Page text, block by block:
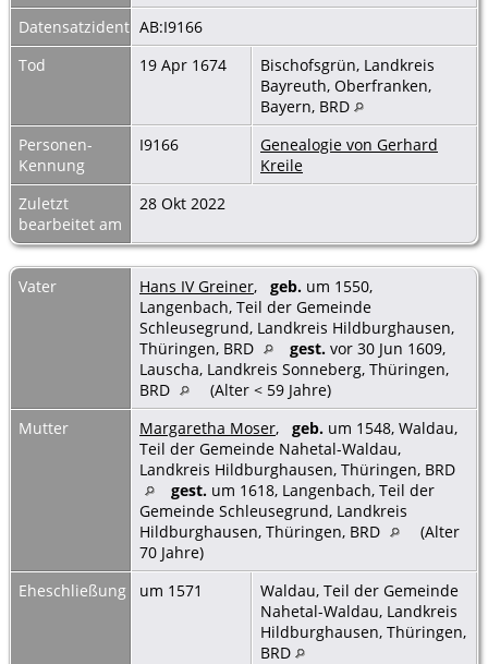
Datensatzidentnummer
AB:I9166
Tod
19 Apr 1674
Bischofsgrün, Landkreis
Bayreuth, Oberfranken,
Bayern, BRD
Personen-
Kennung
I9166
Genealogie von Gerhard
Kreile
Zuletzt
bearbeitet am
28 Okt 2022
Vater Hans IV Greiner, geb. um 1550,
Langenbach, Teil der Gemeinde
Schleusegrund, Landkreis Hildburghausen,
Thüringen, BRD
gest. vor 30 Jun 1609,
Lauscha, Landkreis Sonneberg, Thüringen,
BRD
(Alter < 59 Jahre)
Mutter
Margaretha Moser, geb. um 1548, Waldau,
Teil der Gemeinde Nahetal-Waldau,
Landkreis Hildburghausen, Thüringen, BRD
gest. um 1618, Langenbach, Teil der
Gemeinde Schleusegrund, Landkreis
Hildburghausen, Thüringen, BRD
(Alter
70 Jahre)
Eheschließung
um 1571
Waldau, Teil der Gemeinde
Nahetal-Waldau, Landkreis
Hildburghausen, Thüringen,
BRD